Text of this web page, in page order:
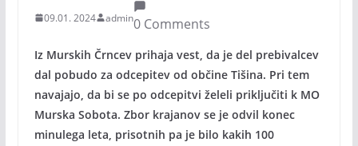
09.01. 2024 admin0 Comments
Iz Murskih Črncev prihaja vest, da je del prebivalcev
dal pobudo za odcepitev od občine Tišina. Pri tem
navajajo, da bi se po odcepitvi želeli priključiti k MO
Murska Sobota. Zbor krajanov se je odvil konec
minulega leta, prisotnih pa je bilo kakih 100